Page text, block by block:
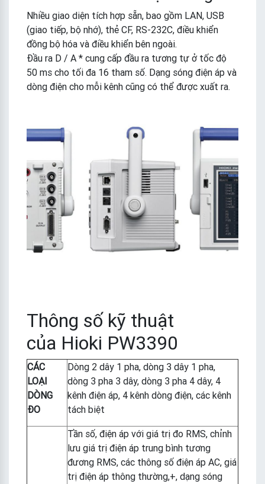
Nhiều giao diện tích hợp sẵn, bao gồm LAN, USB
(giao tiếp, bộ nhớ), thẻ CF, RS-232C, điều khiển
đồng bộ hóa và điều khiển bên ngoài.
Đầu ra D / A * cung cấp đầu ra tương tự ở tốc độ
50 ms cho tối đa 16 tham số. Dạng sóng điện áp và
dòng điện cho mỗi kênh cũng có thể được xuất ra.
Thông số kỹ thuật
của Hioki PW3390
CÁC
LOẠI
DÒNG
ĐO
Dòng 2 dây 1 pha, dòng 3 dây 1 pha,
dòng 3 pha 3 dây, dòng 3 pha 4 dây, 4
kênh điện áp, 4 kênh dòng điện, các kênh
tách biệt
Tần số, điện áp với giá trị đo RMS, chỉnh
lưu giá trị điện áp trung bình tương
đương RMS, các thông số điện áp AC, giá
trị điện áp thông thường,+, dạng sóng